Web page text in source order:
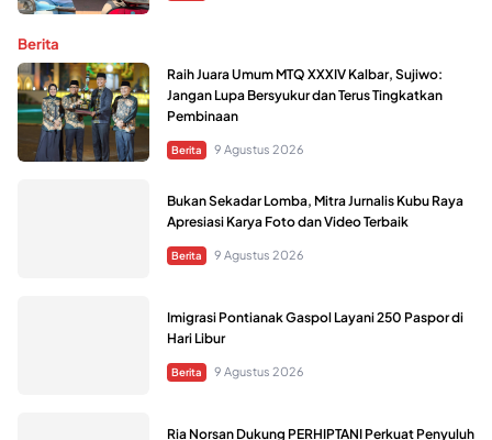
Berita
Raih Juara Umum MTQ XXXIV Kalbar, Sujiwo:
Jangan Lupa Bersyukur dan Terus Tingkatkan
Pembinaan
Berita 9 Agustus 2026
Bukan Sekadar Lomba, Mitra Jurnalis Kubu Raya
Apresiasi Karya Foto dan Video Terbaik
Berita 9 Agustus 2026
Imigrasi Pontianak Gaspol Layani 250 Paspor di
Hari Libur
Berita 9 Agustus 2026
Ria Norsan Dukung PERHIPTANI Perkuat Penyuluh